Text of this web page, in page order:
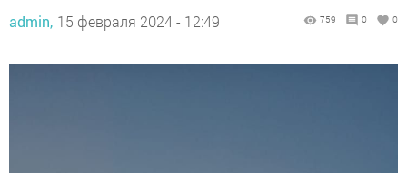
admin, 15 февраля 2024 - 12:49 759 0 0